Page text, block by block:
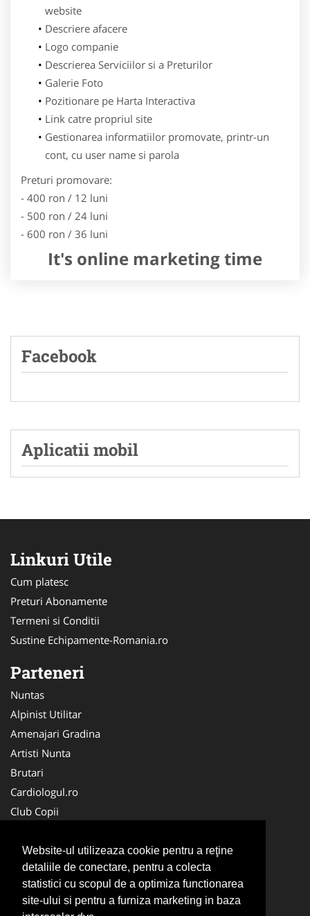
Website-ul utilizeaza cookie pentru a reţine
detaliile de conectare, pentru a colecta
statistici cu scopul de a optimiza functionarea
site-ului si pentru a furniza marketing in baza
website
Descriere afacere
Logo companie
Descrierea Serviciilor si a Preturilor
Galerie Foto
Pozitionare pe Harta Interactiva
Link catre propriul site
Gestionarea informatiilor promovate, printr-un
cont, cu user name si parola
Preturi promovare:
- 400 ron / 12 luni
- 500 ron / 24 luni
- 600 ron / 36 luni
It's online marketing time
Facebook
Aplicatii mobil
Linkuri Utile
Cum platesc
Preturi Abonamente
Termeni si Conditii
Sustine Echipamente-Romania.ro
Parteneri
Nuntas
Alpinist Utilitar
Amenajari Gradina
Artisti Nunta
Brutari
Cardiologul.ro
Club Copii
Ambalaje Romania
Cabinet-Individual.ro
CentruInchirieri.ro
Cursuri Romania